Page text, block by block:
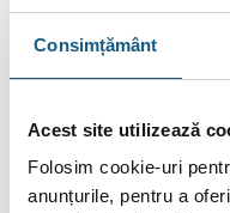
Consimțământ
Acest site utilizează
Folosim cookie-uri
anunțurile, pentru a
Tub de
Ø130 mm
10 mm)
căldura
Clasa
energetică A
Asigură
costurile